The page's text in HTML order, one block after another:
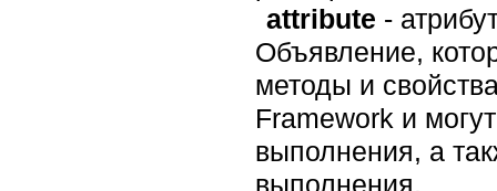
attribute -
Объявление,
методы и
Framework и
выполнения, а
выполнения.